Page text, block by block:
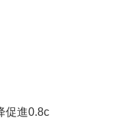
進0.8c